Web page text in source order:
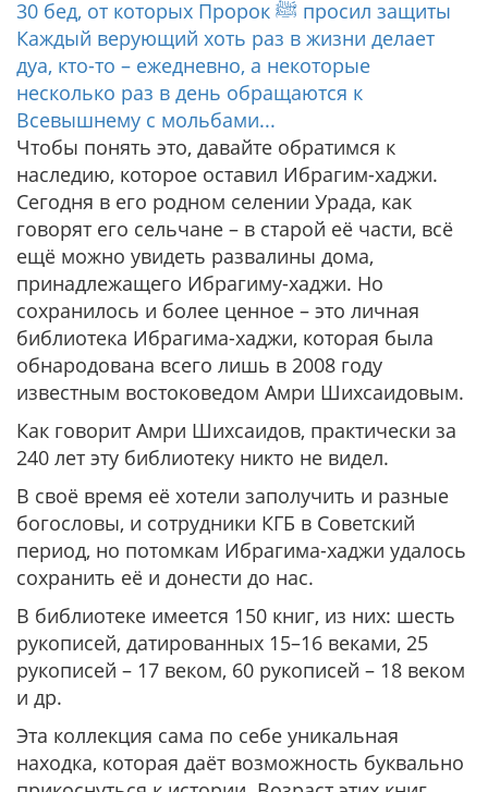
30 бед, от которых Пророк ﷺ просил защиты
Каждый верующий хоть раз в жизни делает
дуа, кто-то – ежедневно, а некоторые
несколько раз в день обращаются к
Всевышнему с мольбами...
Чтобы понять это, давайте обратимся к
наследию, которое оставил Ибрагим-хаджи.
Сегодня в его родном селении Урада, как
говорят его сельчане – в старой её части, всё
ещё можно увидеть развалины дома,
принадлежащего Ибрагиму-хаджи. Но
сохранилось и более ценное – это личная
библиотека Ибрагима-хаджи, которая была
обнародована всего лишь в 2008 году
известным востоковедом Амри Шихсаидовым.
Как говорит Амри Шихсаидов, практически за
240 лет эту библиотеку никто не видел.
В своё время её хотели заполучить и разные
богословы, и сотрудники КГБ в Советский
период, но потомкам Ибрагима-хаджи удалось
сохранить её и донести до нас.
В библиотеке имеется 150 книг, из них: шесть
рукописей, датированных 15–16 веками, 25
рукописей – 17 веком, 60 рукописей – 18 веком
и др.
Эта коллекция сама по себе уникальная
находка, которая даёт возможность буквально